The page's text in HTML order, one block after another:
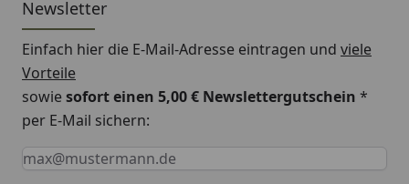
Newsletter
Einfach hier die E-Mail-Adresse eintragen und viele
Vorteile
sowiesofort einen 5,00 € Newslettergutschein *
per E-Mail sichern:
Keine Eingabe erforderlich
Eingabe erforderlich
E-Mail *